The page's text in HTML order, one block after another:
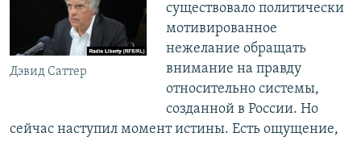
Дэвид Саттер
существовало политически
мотивированное
нежелание обращать
внимание на правду
относительно системы,
созданной в России. Но
сейчас наступил момент истины. Есть ощущение,